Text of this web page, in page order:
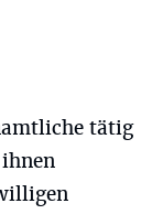
tätig